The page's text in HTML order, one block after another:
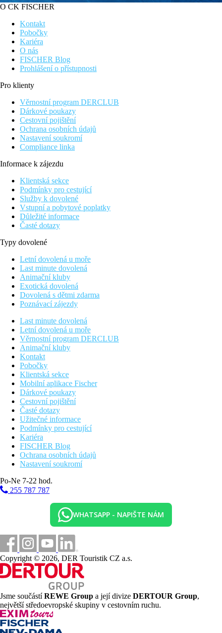
O CK FISCHER
Kontakt
Pobočky
Kariéra
O nás
FISCHER Blog
Prohlášení o přístupnosti
Pro klienty
Věrnostní program DERCLUB
Dárkové poukazy
Cestovní pojištění
Ochrana osobních údajů
Nastavení soukromí
Compliance linka
Informace k zájezdu
Klientská sekce
Podmínky pro cestující
Služby k dovolené
Vstupní a pobytové poplatky
Důležité informace
Časté dotazy
Typy dovolené
Letní dovolená u moře
Last minute dovolená
Animační kluby
Exotická dovolená
Dovolená s dětmi zdarma
Poznávací zájezdy
Last minute dovolená
Letní dovolená u moře
Věrnostní program DERCLUB
Animační kluby
Kontakt
Pobočky
Klientská sekce
Mobilní aplikace Fischer
Dárkové poukazy
Cestovní pojištění
Časté dotazy
Užitečné informace
Podmínky pro cestující
Kariéra
FISCHER Blog
Ochrana osobních údajů
Nastavení soukromí
Po-Ne 7-22 hod.
255 787 787
WHATSAPP - NAPIŠTE NÁM
Copyright © 2026, DER Touristik CZ a.s.
Jsme součástíREWE Group a její divize DERTOUR Group,
největší středoevropské skupiny v cestovním ruchu.